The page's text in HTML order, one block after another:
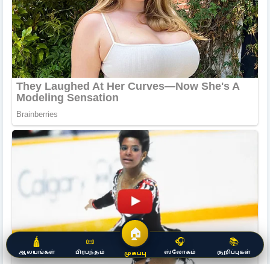
🛕
ஆலயங்கள்
📜
பிரபந்தம்
🏠
முகப்பு
🎧
ஸ்லோகம்
📚
குறிப்புகள்